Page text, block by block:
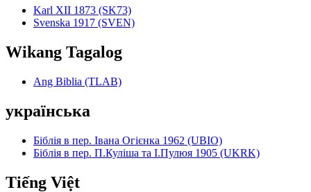
Karl XII 1873 (SK73)
Svenska 1917 (SVEN)
Wikang Tagalog
Ang Biblia (TLAB)
українська
Біблія в пер. Івана Огієнка 1962 (UBIO)
Біблія в пер. П.Куліша та І.Пулюя 1905 (UKRK)
Tiếng Việt